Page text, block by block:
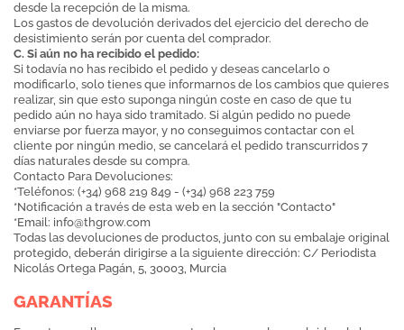
desde la recepción de la misma.
Los gastos de devolución derivados del ejercicio del derecho de
desistimiento serán por cuenta del comprador.
C. Si aún no ha recibido el pedido:
Si todavía no has recibido el pedido y deseas cancelarlo o
modificarlo, solo tienes que informarnos de los cambios que quieres
realizar, sin que esto suponga ningún coste en caso de que tu
pedido aún no haya sido tramitado. Si algún pedido no puede
enviarse por fuerza mayor, y no conseguimos contactar con el
cliente por ningún medio, se cancelará el pedido transcurridos 7
días naturales desde su compra.
Contacto Para Devoluciones:
*Teléfonos: (+34) 968 219 849 - (+34) 968 223 759
*Notificación a través de esta web en la sección "Contacto"
*Email: info@thgrow.com
Todas las devoluciones de productos, junto con su embalaje original
protegido, deberán dirigirse a la siguiente dirección: C/ Periodista
Nicolás Ortega Pagán, 5, 30003, Murcia
GARANTÍAS